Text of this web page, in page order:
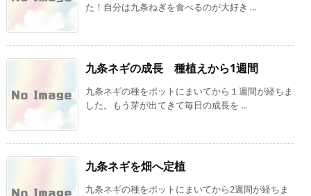
た！自分は九条ねぎを食べるのが大好き ...
九条ネギの成長 種植えから1週間
九条ネギの種をポットにまいてから１週間が経ちま
した。もう芽が出てきて毎日の成長を ...
九条ネギを畑へ定植
九条ネギの種をポットにまいてから2週間が経ちま